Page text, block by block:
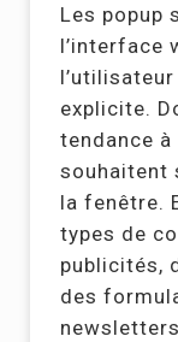
Les popup
l’interface
explicite.
tendance
souhaitent
la fenêtre.
types de
publicités,
des